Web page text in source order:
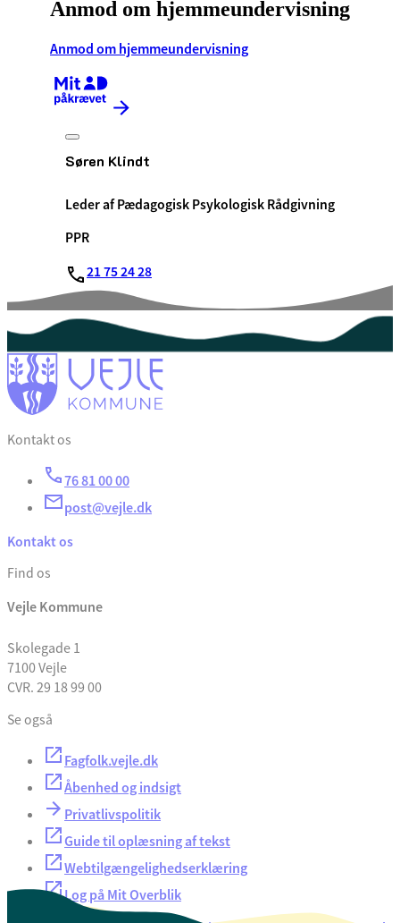
Anmod om hjemmeundervisning
Anmod om hjemmeundervisning
Kræver MitID
Søren Klindt
Leder af Pædagogisk Psykologisk Rådgivning
PPR
21 75 24 28
Kontakt os
76 81 00 00
post@vejle.dk
Kontakt os
Find os
Vejle Kommune
Skolegade 1
7100 Vejle
CVR. 29 18 99 00
Se også
Fagfolk.vejle.dk
Åbenhed og indsigt
Privatlivspolitik
Guide til oplæsning af tekst
Webtilgængelighedserklæring
Log på Mit Overblik